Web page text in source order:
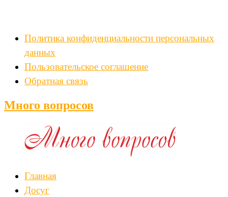
Политика конфиденциальности персональных
данных
Пользовательское соглашение
Обратная связь
Много вопросов
Главная
Досуг